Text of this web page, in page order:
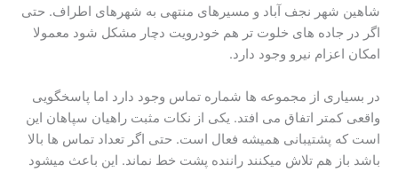
شاهین شهر نجف آباد و مسیرهای منتهی به شهرهای اطراف. حتی
اگر در جاده های خلوت تر هم خودرویت دچار مشکل شود معمولا
امکان اعزام نیرو وجود دارد.
در بسیاری از مجموعه ها شماره تماس وجود دارد اما پاسخگویی
واقعی کمتر اتفاق می افتد. یکی از نکات مثبت راهیان سپاهان این
است که پشتیبانی همیشه فعال است. حتی اگر تعداد تماس ها بالا
باشد باز هم تلاش میکنند راننده پشت خط نماند. این باعث میشود